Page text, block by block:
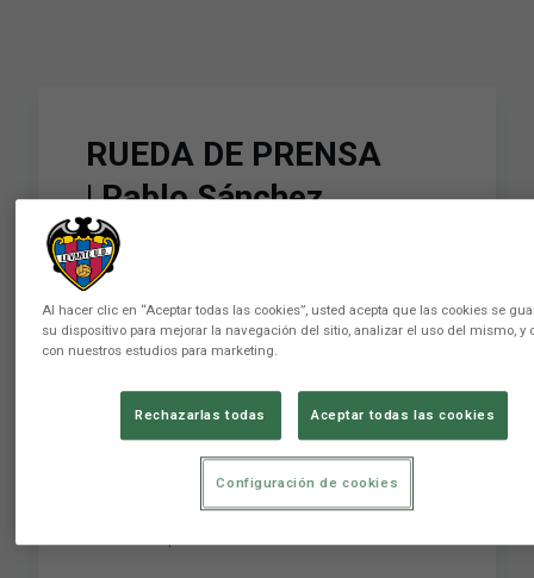
RUEDA DE PRENSA
| Pablo Sánchez,
presidente del Levante
UD, valora la
temporada 2025-2026
Conviértete en miembro de este canal para
disfrutar de ventajas:
https://www.youtube.com/channel/
Levante Unión Deportiva Club de LaLiga
fundado en 1909 en la ciudad de Valencia. 📲
Al hacer clic en “Aceptar todas las cookies”, usted acepta que las cookies se
su dispositivo para mejorar la navegación del sitio, analizar el uso del mismo, y
con nuestros estudios para marketing.
Rechazarlas todas Aceptar todas las cookies
Configuración de cookies